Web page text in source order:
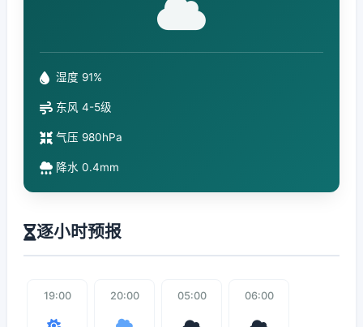
湿度 91%
东风 4-5级
气压 980hPa
降水 0.4mm
逐小时预报
19:00 20:00 05:00 06:00